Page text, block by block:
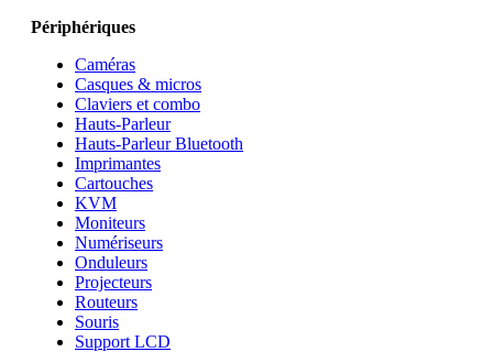
Périphériques
Caméras
Casques & micros
Claviers et combo
Hauts-Parleur
Hauts-Parleur Bluetooth
Imprimantes
Cartouches
KVM
Moniteurs
Numériseurs
Onduleurs
Projecteurs
Routeurs
Souris
Support LCD